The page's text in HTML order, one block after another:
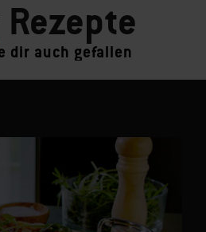
Rezepte
dir auch gefallen